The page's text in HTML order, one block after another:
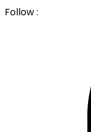
Follow :